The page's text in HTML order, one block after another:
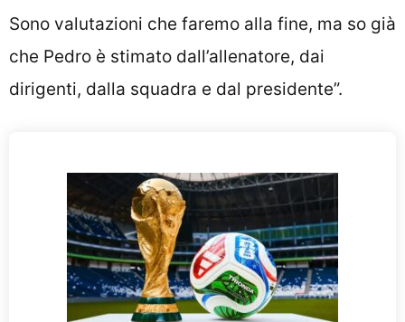
Sono valutazioni che faremo alla fine, ma so già
che Pedro è stimato dall’allenatore, dai
dirigenti, dalla squadra e dal presidente”.